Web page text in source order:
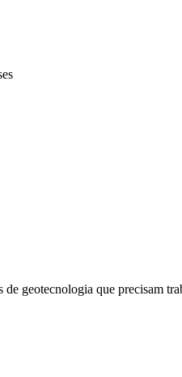
geotecnologia que precisam